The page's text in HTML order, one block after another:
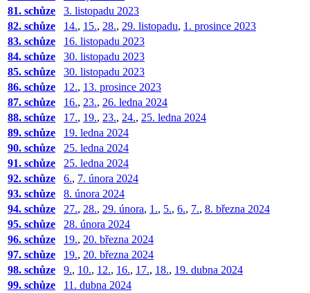
81. schůze
3. listopadu 2023
82. schůze
14., 15., 28., 29. listopadu, 1. prosince 2023
83. schůze
16. listopadu 2023
84. schůze
30. listopadu 2023
85. schůze
30. listopadu 2023
86. schůze
12., 13. prosince 2023
87. schůze
16., 23., 26. ledna 2024
88. schůze
17., 19., 23., 24., 25. ledna 2024
89. schůze
19. ledna 2024
90. schůze
25. ledna 2024
91. schůze
25. ledna 2024
92. schůze
6., 7. února 2024
93. schůze
8. února 2024
94. schůze
27., 28., 29. února, 1., 5., 6., 7., 8. března 2024
95. schůze
28. února 2024
96. schůze
19., 20. března 2024
97. schůze
19., 20. března 2024
98. schůze
9., 10., 12., 16., 17., 18., 19. dubna 2024
99. schůze
11. dubna 2024